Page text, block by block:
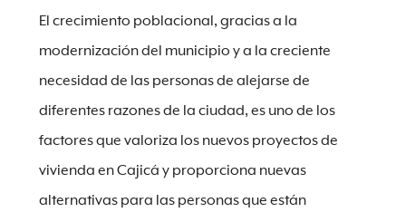
El crecimiento poblacional, gracias a la
modernización del municipio y a la creciente
necesidad de las personas de alejarse de
diferentes razones de la ciudad, es uno de los
factores que valoriza los nuevos proyectos de
vivienda en Cajicá y proporciona nuevas
alternativas para las personas que están